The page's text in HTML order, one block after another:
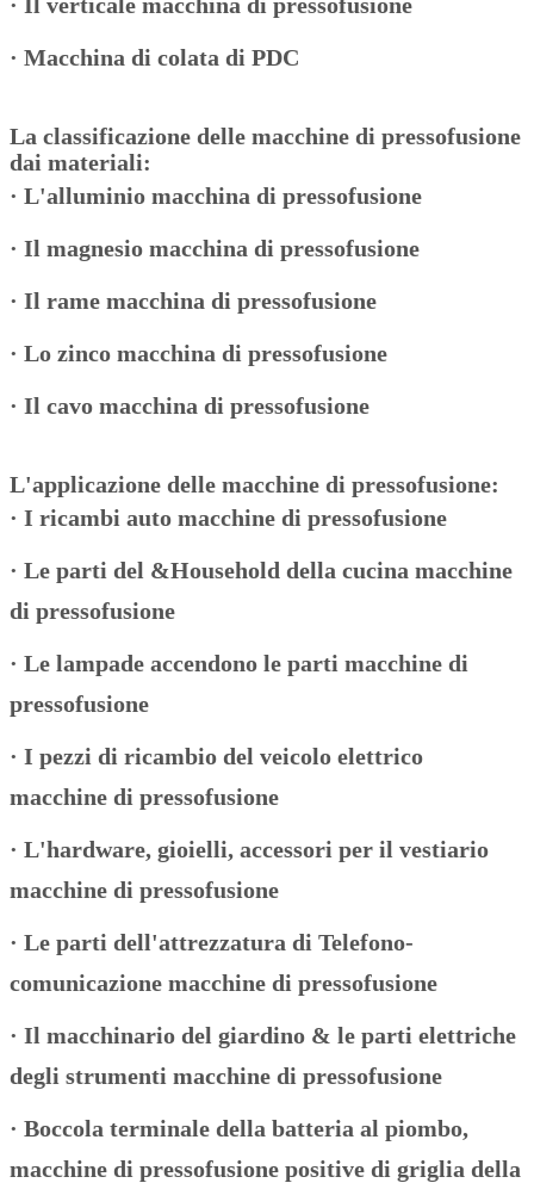
· Macchina di colata di PDC
La classificazione delle macchine di pressofusione
dai materiali:
· L'alluminio macchina di pressofusione
· Il magnesio macchina di pressofusione
· Il rame macchina di pressofusione
· Lo zinco macchina di pressofusione
· Il cavo macchina di pressofusione
L'applicazione delle macchine di pressofusione:
· I ricambi auto macchine di pressofusione
· Le parti del &Household della cucina macchine
di pressofusione
· Le lampade accendono le parti macchine di
pressofusione
· I pezzi di ricambio del veicolo elettrico
macchine di pressofusione
· L'hardware, gioielli, accessori per il vestiario
macchine di pressofusione
· Le parti dell'attrezzatura di Telefono-
comunicazione macchine di pressofusione
· Il macchinario del giardino & le parti elettriche
degli strumenti macchine di pressofusione
· Boccola terminale della batteria al piombo,
macchine di pressofusione positive di griglia della